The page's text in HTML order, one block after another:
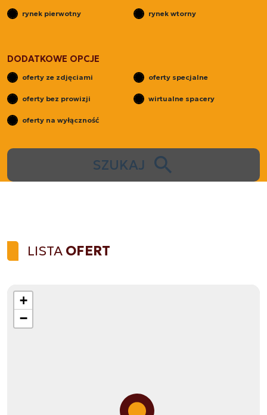
rynek pierwotny rynek wtorny
DODATKOWE OPCJE
oferty ze zdjęciami oferty specjalne
oferty bez prowizji wirtualne spacery
oferty na wyłączność
SZUKAJ
LISTA OFERT
+
−